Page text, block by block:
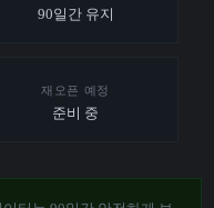
90일간 유지
재오픈 예정
준비 중